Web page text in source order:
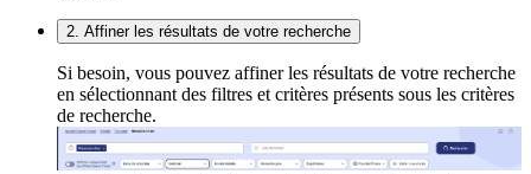
2. Affiner les résultats de votre recherche
Si besoin, vous pouvez affiner les résultats de votre recherche
en sélectionnant des filtres et critères présents sous les critères
de recherche.